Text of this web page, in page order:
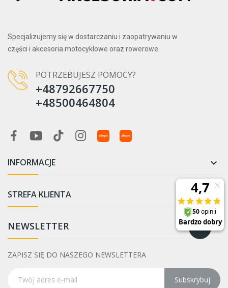
Specjalizujemy się w dostarczaniu i zaopatrywaniu w
części i akcesoria motocyklowe oraz rowerowe.
POTRZEBUJESZ POMOCY?
+48792667750
+48500464804
INFORMACJE 
STREFA KLIENTA 
NEWSLETTER
ZAPISZ SIĘ DO NASZEGO NEWSLETTERA
Subskrybuj